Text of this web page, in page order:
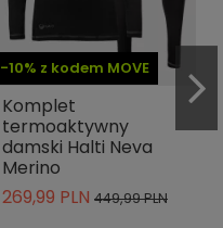
-10% z kodem MOVE
Komplet
termoaktywny
damski Halti Neva
Merino
269,99 PLN 449,99 PLN